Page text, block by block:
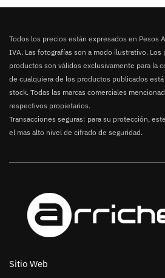
Todos los precios están expresados en Pesos
IVA. Las fotografías son a modo ilustrativo.
productos son válidos exclusivamente para la
de cualquiera de los productos publicados
stock. Todas las marcas comerciales
respectivos propietarios.
Transacciones seguras: para su protección,
el mas alto nivel de cifrado de seguridad.
Sitio Web